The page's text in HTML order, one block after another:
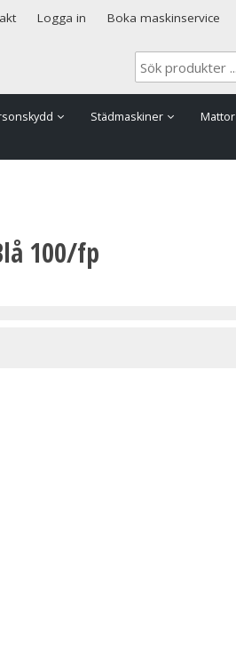
Logga in Boka maskinservice
Städmaskiner
Mattor
100/fp